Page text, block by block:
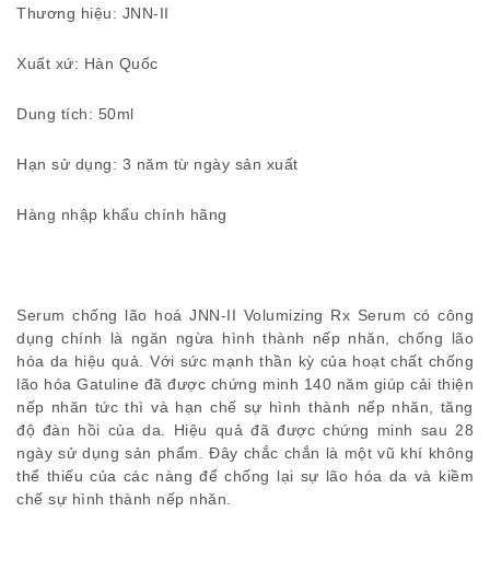
Thương hiệu: JNN-II
Xuất xứ: Hàn Quốc
Dung tích: 50ml
Hạn sử dụng: 3 năm từ ngày sản xuất
Hàng nhập khẩu chính hãng
Serum chống lão hoá JNN-II Volumizing Rx Serum có công
dụng chính là ngăn ngừa hình thành nếp nhăn, chống lão
hóa da hiệu quả. Với sức mạnh thần kỳ của hoạt chất chống
lão hóa Gatuline đã được chứng minh 140 năm giúp cải thiện
nếp nhăn tức thì và hạn chế sự hình thành nếp nhăn, tăng
độ đàn hồi của da. Hiệu quả đã được chứng minh sau 28
ngày sử dụng sản phẩm. Đây chắc chắn là một vũ khí không
thể thiếu của các nàng để chống lại sự lão hóa da và kiềm
chế sự hình thành nếp nhăn.